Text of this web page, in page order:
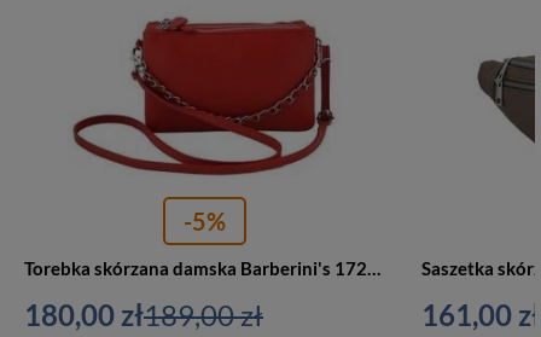
-5%
Torebka skórzana damska Barberini's 172-7 listonoszka wizytowa mała jasnoczerwona
180,00 zł189,00 zł 161,00 zł